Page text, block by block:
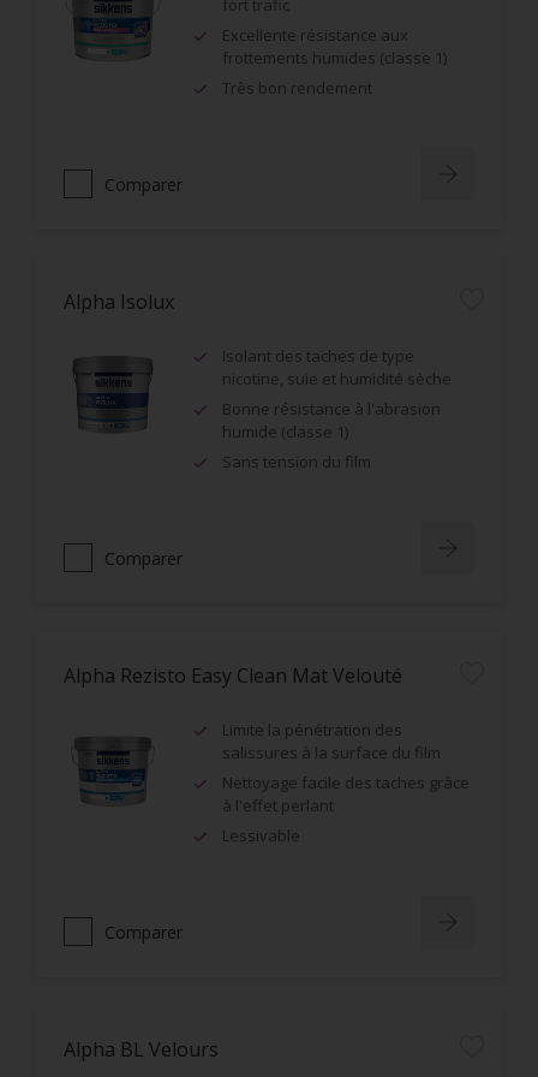
fort trafic
Excellente résistance aux
frottements humides (classe 1)
Très bon rendement
Comparer
Alpha Isolux
Isolant des taches de type
nicotine, suie et humidité sèche
Bonne résistance à l'abrasion
humide (classe 1)
Sans tension du film
Comparer
Alpha Rezisto Easy Clean Mat Velouté
Limite la pénétration des
salissures à la surface du film
Nettoyage facile des taches grâce
à l'effet perlant
Lessivable
Comparer
Alpha BL Velours